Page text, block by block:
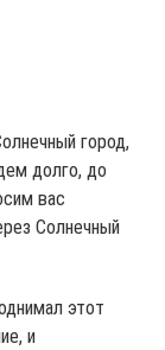
город,
долго, до
вас
Солнечный
этот
и